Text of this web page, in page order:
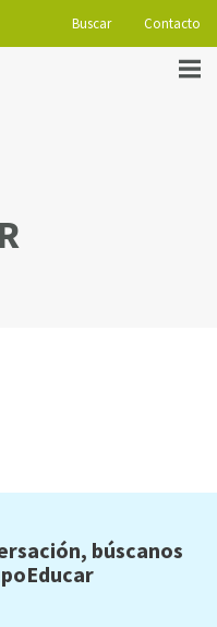
Buscar Contacto
búscanos